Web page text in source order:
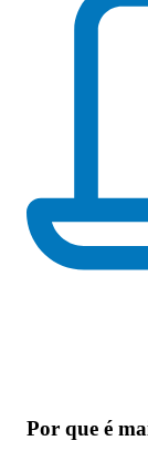
Por que é